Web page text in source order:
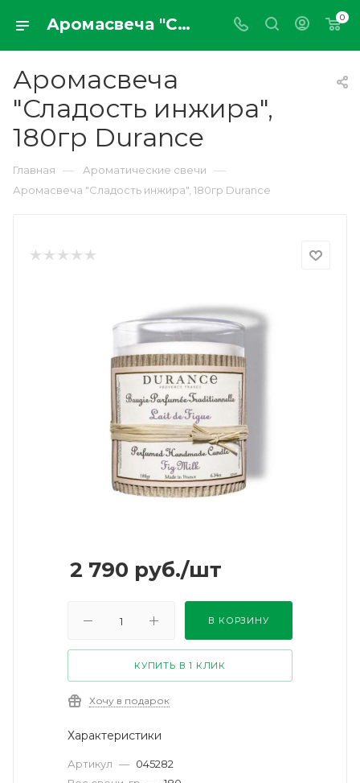
Аромасвеча "Сладость инжира", 180гр Durance 0
Аромасвеча
"Сладость инжира",
180гр Durance
Главная — Ароматические свечи —
Аромасвеча "Сладость инжира", 180гр Durance
2 790 руб./шт
В КОРЗИНУ
КУПИТЬ В 1 КЛИК
Хочу в подарок
Характеристики
Артикул — 045282